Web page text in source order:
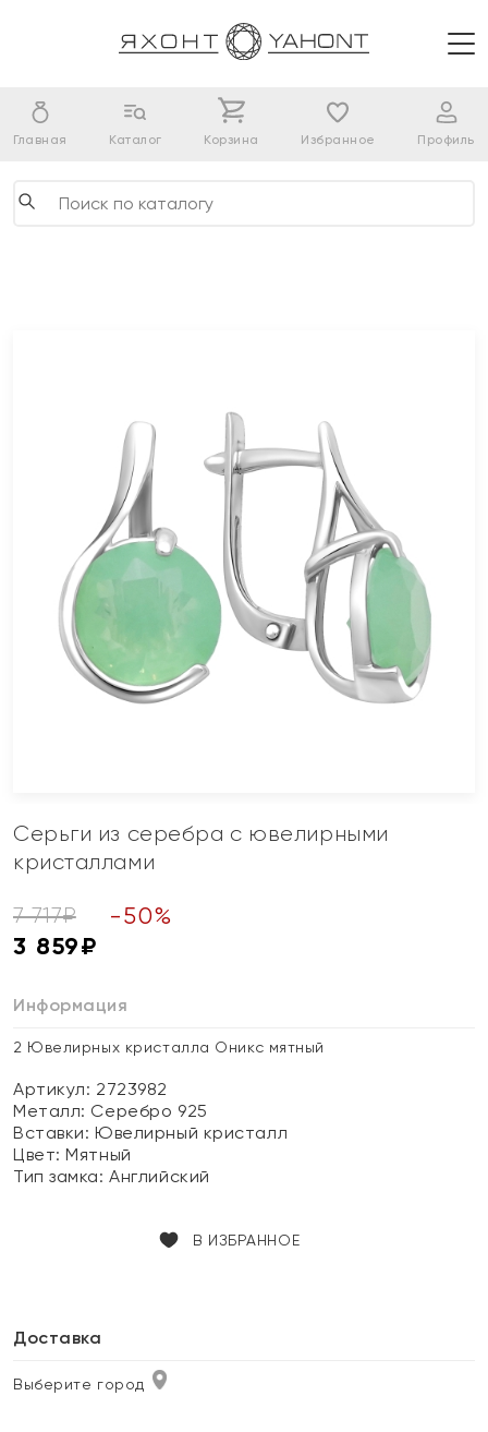
Главная Каталог Корзина Избранное Профиль
Серьги из серебра с ювелирными
кристаллами
7 717₽ -50%
3 859₽
Информация
2 Ювелирных кристалла Оникс мятный
Артикул: 2723982
Металл: Серебро 925
Вставки:Ювелирный кристалл
Цвет:Мятный
Тип замка:Английский
В ИЗБРАННОЕ
Доставка
Выберите город